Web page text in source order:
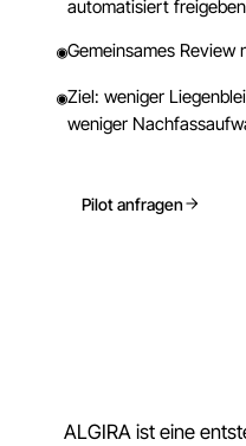
automatisiert
◉Gemeinsames Review
◉Ziel: weniger
weniger
Pilot anfragen
ALGIRA ist eine